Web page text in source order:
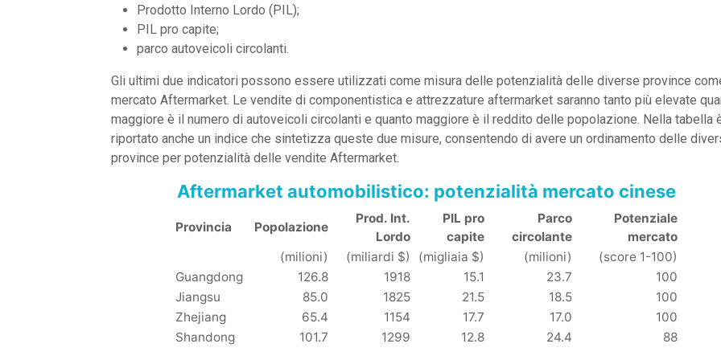
Prodotto Interno Lordo (PIL);
PIL pro capite;
parco autoveicoli circolanti.
Gli ultimi due indicatori possono essere utilizzati come misura delle potenzialità delle diverse province
mercato Aftermarket. Le vendite di componentistica e attrezzature aftermarket saranno tanto più elevate
maggiore è il numero di autoveicoli circolanti e quanto maggiore è il reddito delle popolazione. Nella tabella
riportato anche un indice che sintetizza queste due misure, consentendo di avere un ordinamento delle
province per potenzialità delle vendite Aftermarket.
Aftermarket automobilistico: potenzialità mercato cinese
Provincia Popolazione
Prod. Int.
Lordo
PIL pro
capite
Parco
circolante
Potenziale
mercato
(milioni)
(miliardi $) (migliaia $) (milioni)
(score 1-100)
Guangdong
126.8 1918 15.1 23.7
100
Jiangsu
85.0 1825 21.5 18.5
100
Zhejiang
65.4 1154 17.7 17.0
100
Shandong
101.7 1299 12.8 24.4 88